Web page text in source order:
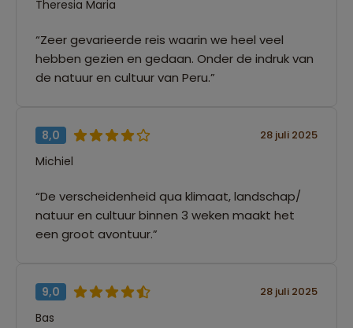
Theresia Maria
“Zeer gevarieerde reis waarin we heel veel
hebben gezien en gedaan. Onder de indruk van
de natuur en cultuur van Peru.”
8,0 28 juli 2025
Michiel
“De verscheidenheid qua klimaat, landschap/
natuur en cultuur binnen 3 weken maakt het
een groot avontuur.”
9,0 28 juli 2025
Bas